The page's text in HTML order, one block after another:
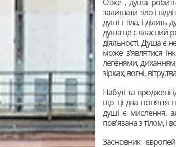
Отже , душа
залишати тіло і
душі і тіла, і
душа це є власний
діяльності. Душа є
може з’являтися
легенями,
зірках, вогні,
Набуті та вроджені
що ці два поняття
душі є мислення,
пов’язана з тілом, і
Засновник